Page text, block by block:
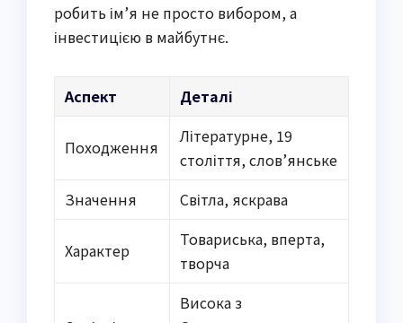
робить ім’я не просто вибором, а
інвестицією в майбутнє.
Аспект Деталі
Походження
Літературне, 19
століття, слов’янське
Значення
Світла, яскрава
Характер
Товариська, вперта,
творча
Висока з